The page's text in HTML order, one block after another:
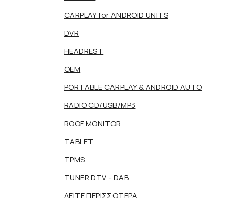
CARPLAY for ANDROID UNITS
DVR
HEADREST
OEM
PORTABLE CARPLAY & ANDROID AUTO
RADIO CD/USB/MP3
ROOF MONITOR
TABLET
TPMS
TUNER DTV - DAB
ΔΕΙΤΕ ΠΕΡΙΣΣΟΤΕΡΑ